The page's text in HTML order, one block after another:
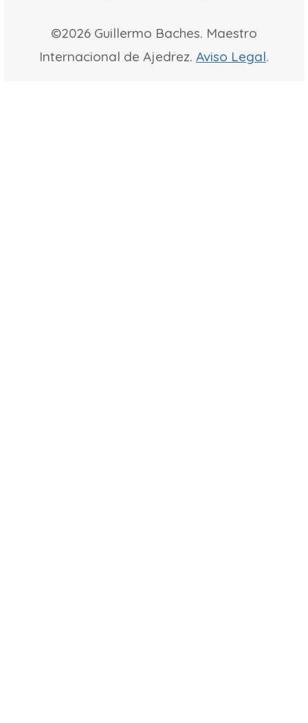
©2026 Guillermo Baches. Maestro
Internacional de Ajedrez. Aviso Legal.